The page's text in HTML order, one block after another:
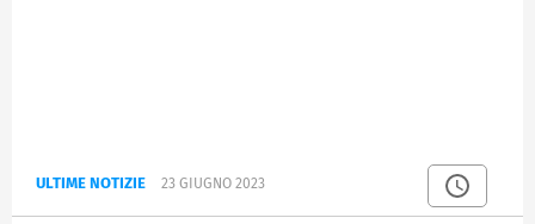
ULTIME NOTIZIE 23 GIUGNO 2023